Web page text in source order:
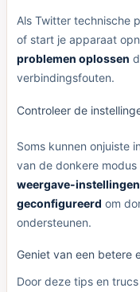
Als Twitter technische
of start je apparaat
problemen oplossen
verbindingsfouten.
Controleer de
Soms kunnen onjuiste
van de donkere modus
weergave-
geconfigureerd om
ondersteunen.
Geniet van een betere
Door deze tips en